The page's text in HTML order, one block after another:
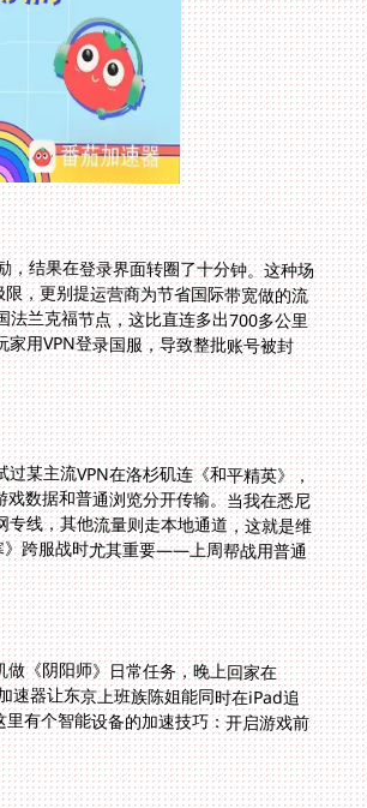
结果在登录界面转圈了十分钟。这种场
，更别提运营商为节省国际带宽做的流
法兰克福节点，这比直连多出700多公里
家用VPN登录国服，导致整批账号被封
某主流VPN在洛杉矶连《和平精英》，
术，能将游戏数据和普通浏览分开传输。当我在悉尼
上海骨干网专线，其他流量则走本地通道，这就是维
在《逆水寒》跨服战时尤其重要——上周帮战用普通
《阴阳师》日常任务，晚上回家在
端并发的加速器让东京上班族陈姐能同时在iPad追
安全。这里有个智能设备的加速技巧：开启游戏前